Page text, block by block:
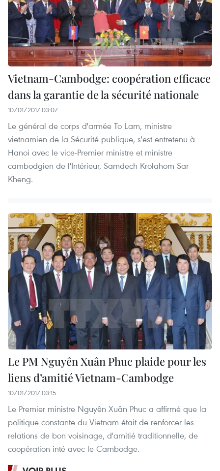
Vietnam-Cambodge: coopération efficace
dans la garantie de la sécurité nationale
10/01/2017 03:07
Le général de corps d'armée To Lam, ministre
vietnamien de la Sécurité publique, s'est entretenu à
Hanoi avec le vice-Premier ministre et ministre
cambodgien de l'Intérieur, Samdech Krolahom Sar
Kheng.
Le PM Nguyên Xuân Phuc plaide pour les
liens d’amitié Vietnam-Cambodge
10/01/2017 03:15
Le Premier ministre Nguyên Xuân Phuc a affirmé que la
politique constante du Vietnam était de renforcer les
relations de bon voisinage, d'amitié traditionnelle, de
coopération inté avec le Cambodge.